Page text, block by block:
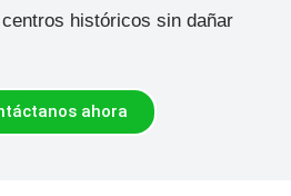
históricos sin dañar
ahora